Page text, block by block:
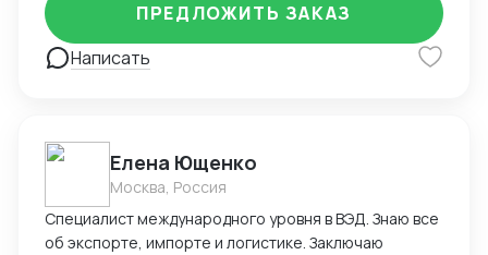
Написать
ПРЕДЛОЖИТЬ ЗАКАЗ
Елена Ющенко
Москва, Россия
Специалист международного уровня в ВЭД. Знаю все
об экспорте, импорте и логистике. Заключаю